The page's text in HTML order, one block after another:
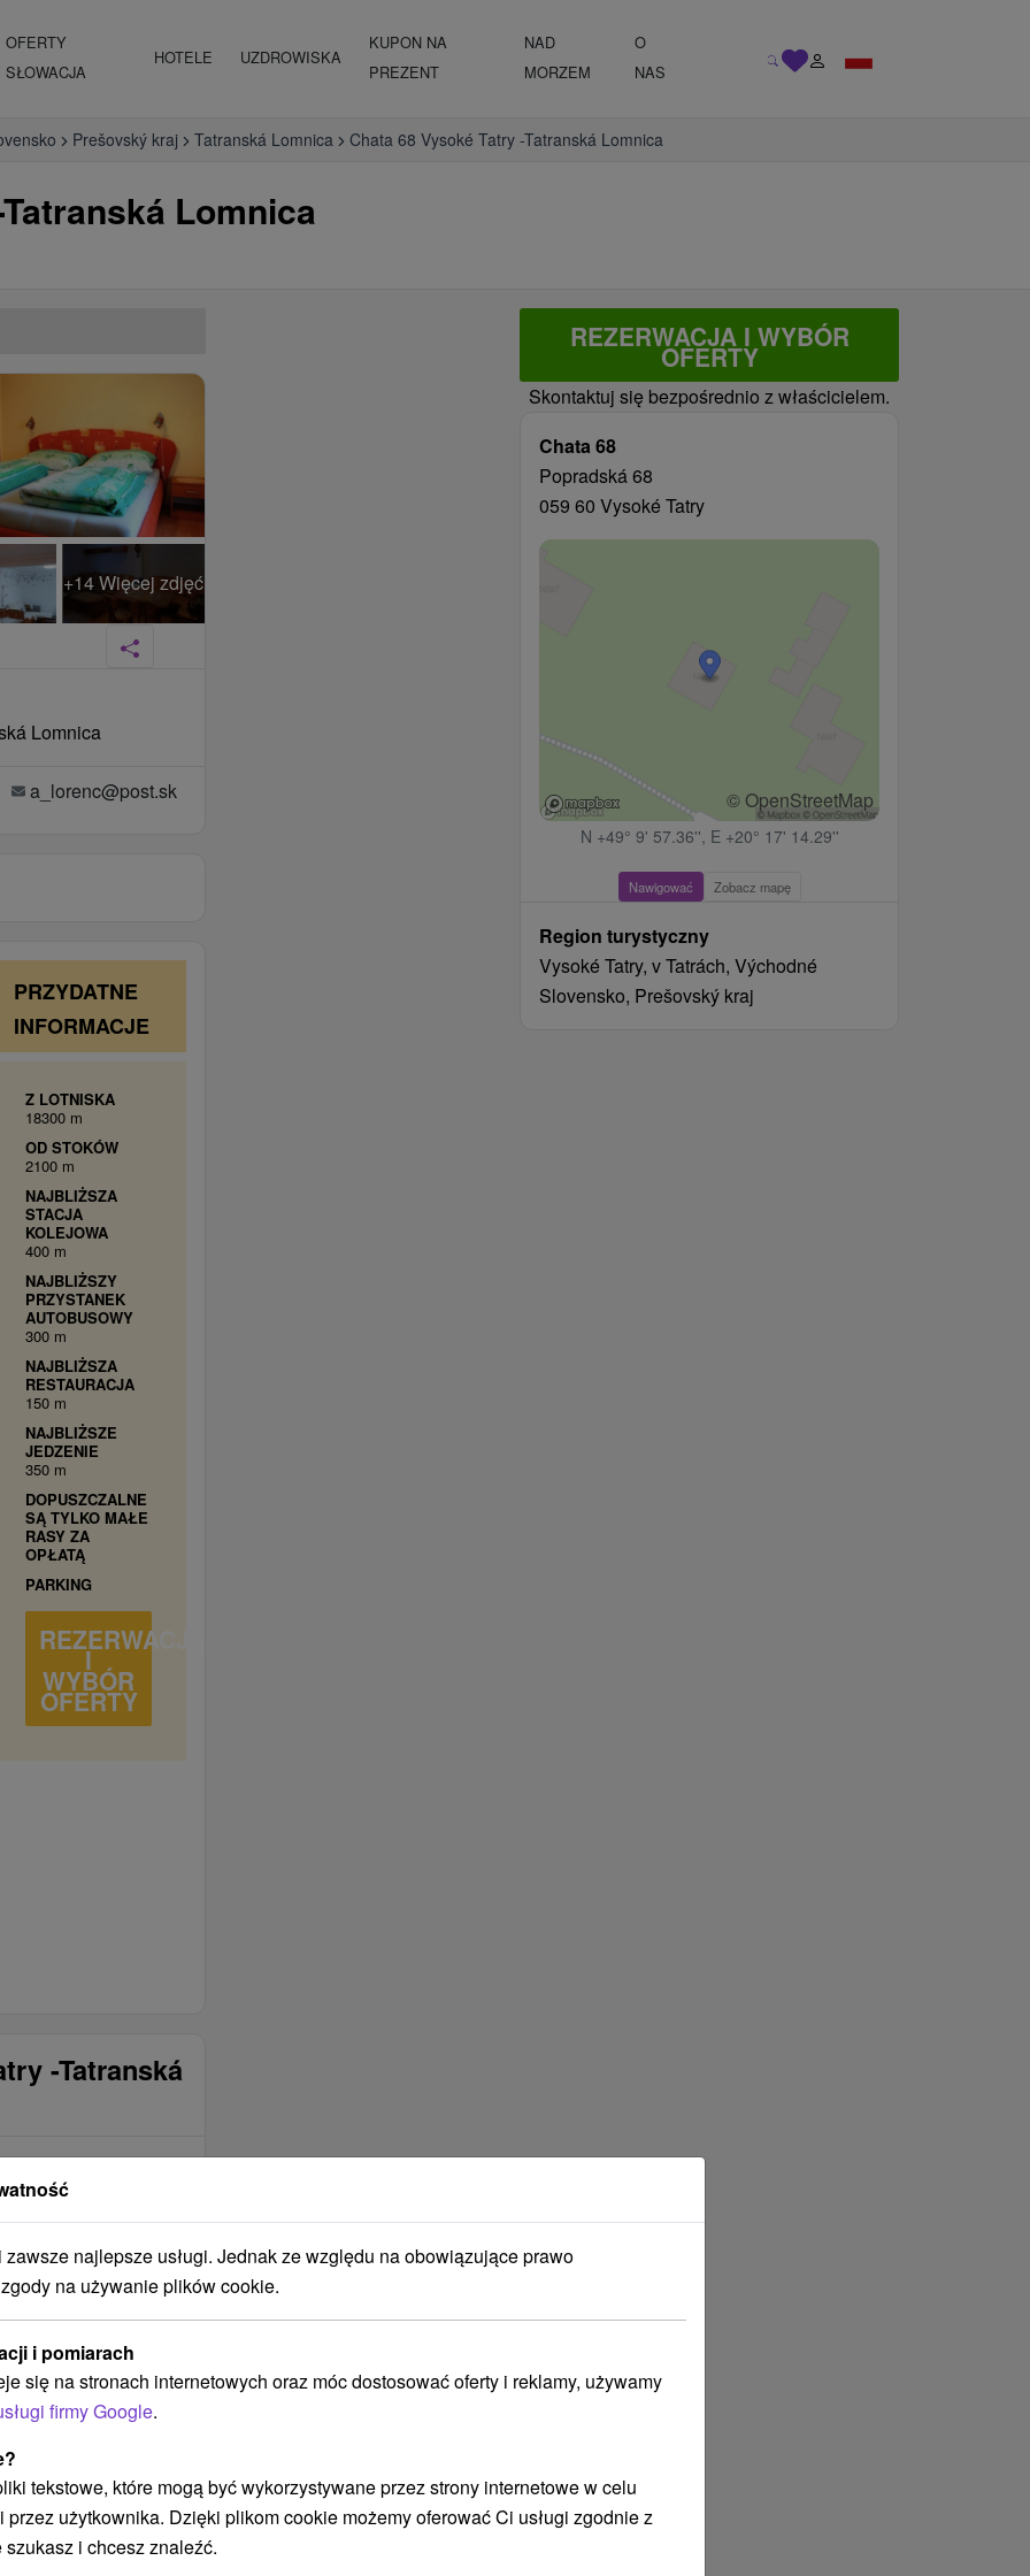
OFERTY
SŁOWACJA
HOTELE UZDROWISKA
KUPON NA
PREZENT
NAD
MORZEM
O
NAS
Prešovský kraj Tatranská Lomnica Chata 68 Vysoké Tatry -Tatranská Lomnica
Lomnica
REZERWACJA I WYBÓR
OFERTY
Skontaktuj się bezpośrednio z właścicielem.
Chata 68
Popradská 68
059 60 Vysoké Tatry
© OpenStreetMap
N +49° 9' 57.36'', E +20° 17' 14.29''
Nawigować Zobacz mapę
Region turystyczny
Vysoké Tatry, v Tatrách, Východné
Slovensko, Prešovský kraj
+14 Więcej zdjęć
Lomnica
a_lorenc@post.sk
PRZYDATNE
INFORMACJE
Z LOTNISKA
18300 m
OD STOKÓW
2100 m
NAJBLIŻSZA
STACJA
KOLEJOWA
400 m
NAJBLIŻSZY
PRZYSTANEK
AUTOBUSOWY
300 m
NAJBLIŻSZA
RESTAURACJA
150 m
NAJBLIŻSZE
JEDZENIE
350 m
DOPUSZCZALNE
SĄ TYLKO MAŁE
RASY ZA
OPŁATĄ
PARKING
REZERWACJA
I
WYBÓR
OFERTY
-Tatranská
ZAKWATEROWANIE
JEST
Na letnú dovolenku
Na zimnú dovolenku
Aktívna dovolenka
Romantické pobyty
Víkendové pobyty
Na lyžovačku
LOKALIZACJA
najlepsze usługi. Jednak ze względu na obowiązujące prawo
na używanie plików cookie.
i pomiarach
się na stronach internetowych oraz móc dostosować oferty i reklamy, używamy
firmy Google.
tekstowe, które mogą być wykorzystywane przez strony internetowe w celu
przez użytkownika. Dzięki plikom cookie możemy oferować Ci usługi zgodnie z
i chcesz znaleźć.